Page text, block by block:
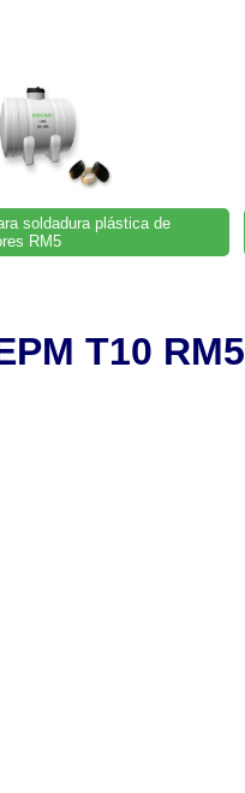
soldadura plástica de
RM5
T10 RM5